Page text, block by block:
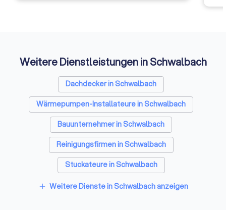
Weitere Dienstleistungen in Schwalbach
Dachdecker in Schwalbach
Wärmepumpen-Installateure in Schwalbach
Bauunternehmer in Schwalbach
Reinigungsfirmen in Schwalbach
Stuckateure in Schwalbach
Spezialisten für Dämmung in Schwalbach
add Weitere Dienste in Schwalbach anzeigen